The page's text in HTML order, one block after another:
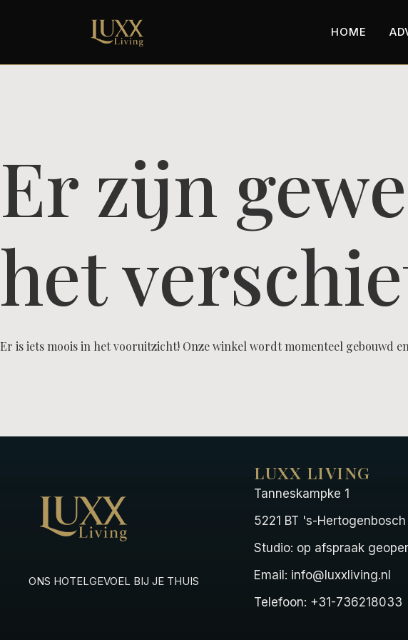
HOME
Er zijn
het
Er is iets moois in het vooruitzicht! Onze winkel wordt momenteel gebouwd
ONS HOTELGEVOEL BIJ JE THUIS
LUXX LIVING
Tanneskampke 1
5221 BT 's-Hertogenbosch
Studio: op afspraak
Email: info@luxxliving.nl
Telefoon: +31-736218033